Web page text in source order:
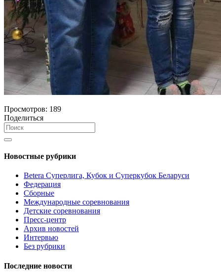
Просмотров: 189
Поделиться
Новостные рубрики
Betera Суперлига, Кубок и Суперкубок Беларуси
Федерация
Сборные
Международные соревнования
Детские соревнования
Пресс-центр
Архив новостей
Интервью
Без рубрики
Последние новости